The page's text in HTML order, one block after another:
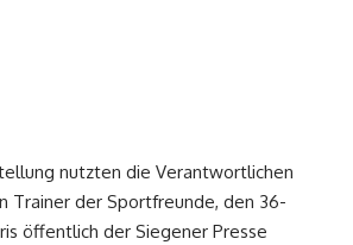
nutzten die Verantwortlichen
Trainer der Sportfreunde, den 36-
öffentlich der Siegener Presse